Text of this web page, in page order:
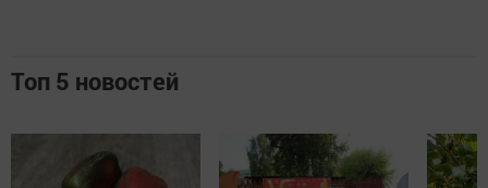
Топ 5 новостей